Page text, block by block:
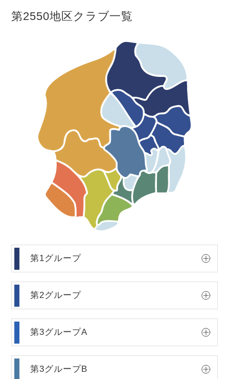
第2550地区クラブ一覧
第1グループ
第2グループ
第3グループA
第3グループB